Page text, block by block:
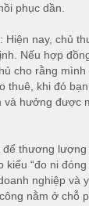
phục dần.
: Hiện nay, chủ
Nếu hợp
cho rằng
thuê, khi đó
hưởng được
để thương
kiểu “đo ni
nghiệp và
nằm ở chỗ